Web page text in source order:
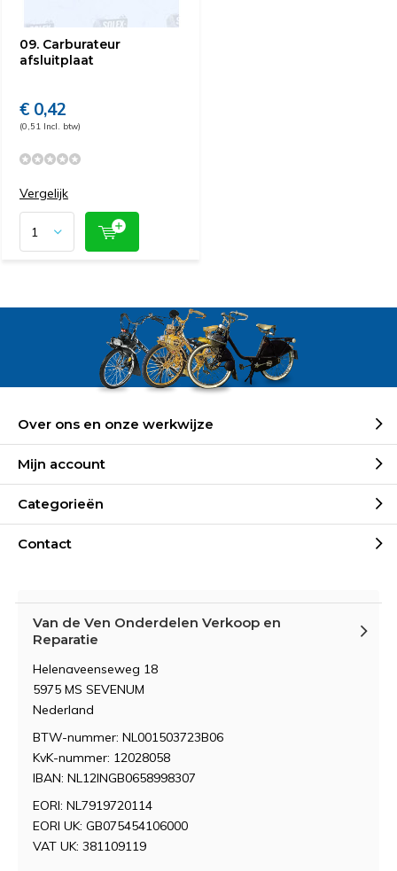
09. Carburateur
afsluitplaat
€ 0,42
(0,51 Incl. btw)
Vergelijk
Over ons en onze werkwijze
Mijn account
Categorieën
Contact
Van de Ven Onderdelen Verkoop en
Reparatie
Helenaveenseweg 18
5975 MS SEVENUM
Nederland
BTW-nummer: NL001503723B06
KvK-nummer: 12028058
IBAN: NL12INGB0658998307
EORI: NL7919720114
EORI UK: GB075454106000
VAT UK: 381109119